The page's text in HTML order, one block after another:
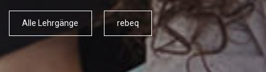
Alle Lehrgänge rebeq